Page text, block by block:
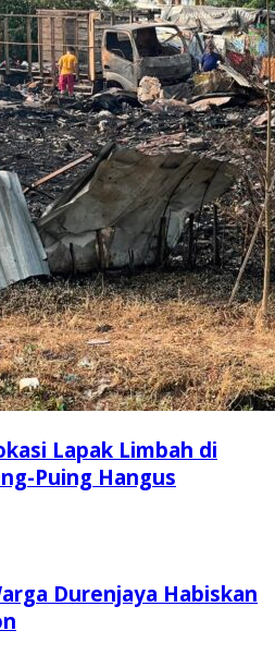
Lapak Limbah di
Puing Hangus
Durenjaya Habiskan